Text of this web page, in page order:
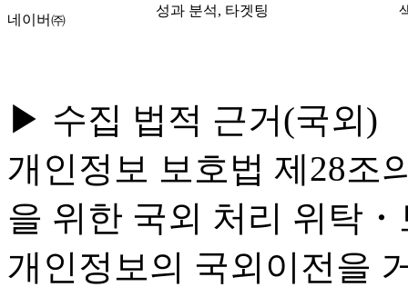
성과 분석, 타겟팅
네이버㈜
▶ 수집 법적 근거(국외)
개인정보 보호법 제28조
을 위한 국외 처리 위탁
개인정보의 국외이전을